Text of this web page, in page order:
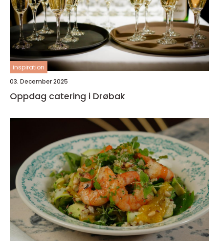
inspiration
03. December 2025
Oppdag catering i Drøbak